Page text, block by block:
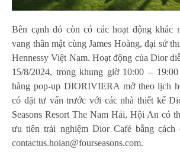
Bên cạnh đó còn có các hoạt động khác
vang thân mật cùng James Hoàng, đại sứ
Hennessy Việt Nam. Hoạt động của Dior
15/8/2024, trong khung giờ 10:00 –
hàng pop-up DIORIVIERA mở theo lịch
có đặt tư vấn trước với các nhà thiết kế
Seasons Resort The Nam Hải, Hội An có
ưu tiên trải nghiệm Dior Café bằng cách
contactus.hoian@fourseasons.com.